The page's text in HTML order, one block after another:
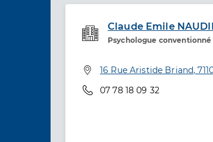
Claude Emile
Psychologue conventionné
Etablissement
Adresse
16 Rue Aristide Briand,
Téléphone
07 78 18 09 32